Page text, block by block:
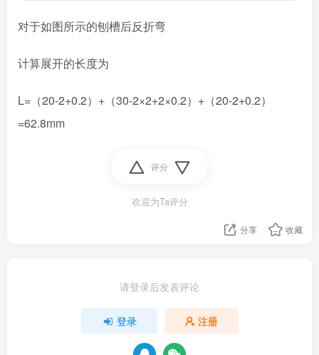
对于如图所示的刨槽后反折弯
计算展开的长度为
L=（20-2+0.2）+（30-2×2+2×0.2）+（20-2+0.2）
=62.8mm
评分
欢迎为Ta评分
分享 收藏
请登录后发表评论
登录 注册